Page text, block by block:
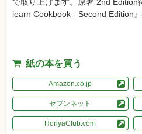
ラ
ミ
ン
ト
ー
ク・
テ
ノ
ロ
ジ
learn Cookbook - Second Edition』
紙の本を買う
Amazon.co.jp
セブンネット
HonyaClub.com